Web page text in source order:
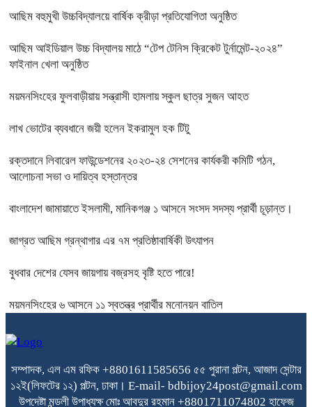
আছিম বহুমুখী উচ্চবিদ্যালয়ে বার্ষিক ক্রীড়া প্রতিযোগিতা অনুষ্ঠিত
আছিম আইডিয়াল উচ্চ বিদ্যালয় মাঠে “টেপ টেনিস ক্রিকেট টুর্নামেন্ট-২০২৪”
ফাইনাল খেলা অনুষ্ঠিত
ময়মনসিংহের ফুলবাড়ীয়ায় সন্ত্রাসী হামলায় স্কুল ছাত্র সুজন আহত
লাখ ভোটের ব্যবধানে জয়ী হলেন ইকরামুল হক টিটু
রক্তদানে লিবারেল ফাউন্ডেশনের ২০২৩-২৪ সেশনের কার্যকরী কমিটি গঠন,
আলোচনা সভা ও দায়িত্ব হস্তান্তর
বাংলাদেশ জামায়াতে ইসলামী, মানিকগঞ্জ ১ আসনে সংসদ সদস্য প্রার্থী চূড়ান্ত।
জাগ্রত আছিম গ্রন্থাগার এর ৭ম প্রতিষ্ঠাবার্ষিকী উৎযাপন
বুধবার দেশের যেসব জায়গায় বজ্রসহ বৃষ্টি হতে পারে!
ময়মনসিংহের ৬ আসনে ১১ স্বতন্ত্র প্রার্থীর মনোনয়ন বাতিল
সম্পাদক, এল এম রফিক +8801611585656 ৫৫ পুরানা পল্টন, আজাদ সেন্টার
১২ই(লিফটের ১২) পল্টন, ঢাকা। E-mail- bdbijoy24post@gmail.com
উপদেষ্টা মন্ডলী উপাধ্যক্ষ মোঃ আবদুর রহমান +8801711074802 হাফেজ